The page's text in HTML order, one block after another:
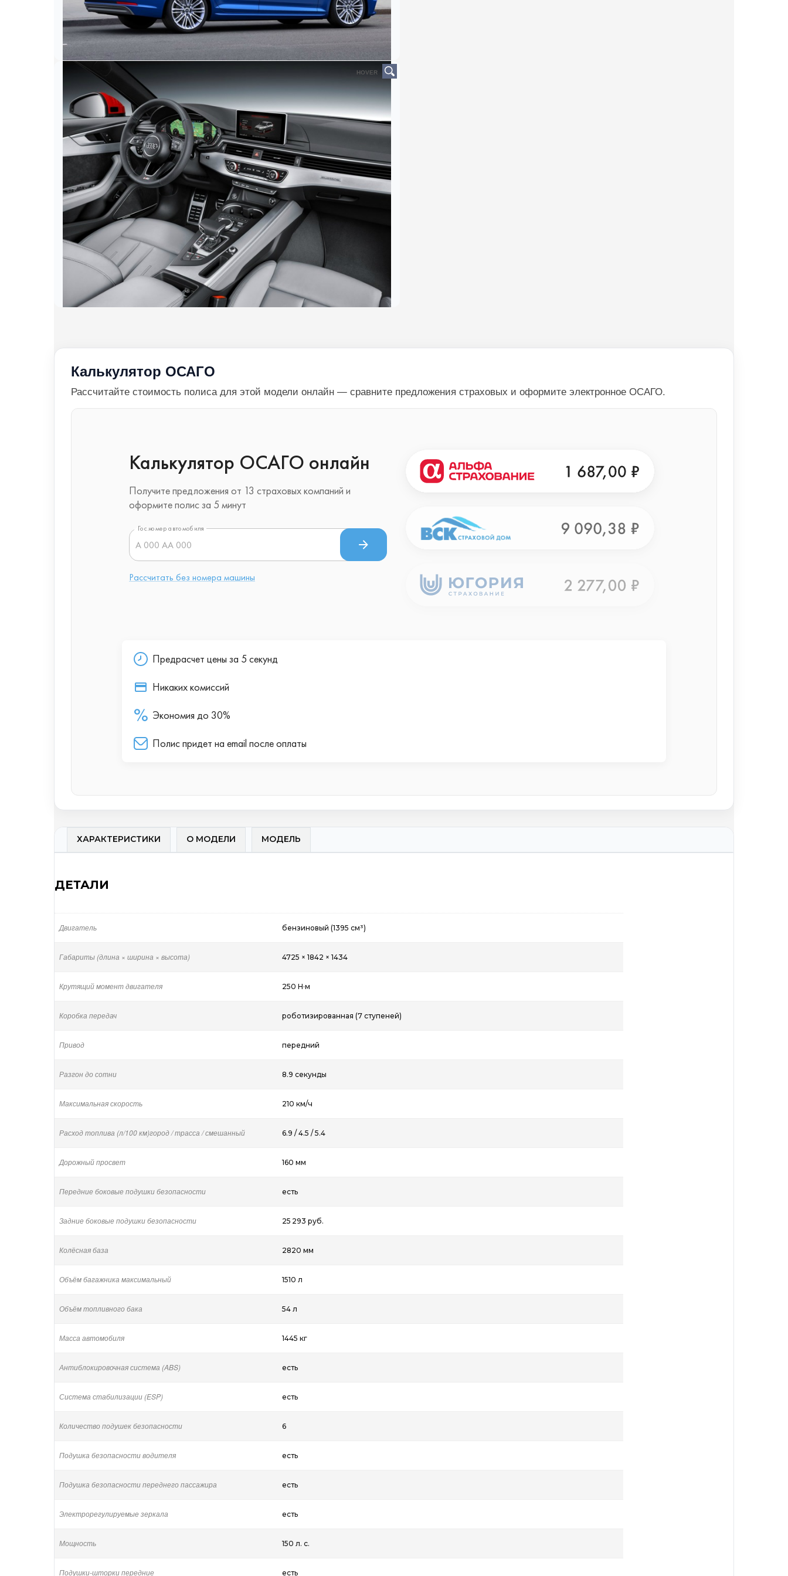
HOVER
Калькулятор ОСАГО
Рассчитайте стоимость полиса для этой модели онлайн — сравните предложения страховых и оформите электронное ОСАГО.
ХАРАКТЕРИСТИКИ О МОДЕЛИ МОДЕЛЬ
ДЕТАЛИ
Двигатель бензиновый (1395 см³)
Габариты (длина × ширина × высота) 4725 × 1842 × 1434
Крутящий момент двигателя 250 Н·м
Коробка передач роботизированная (7 ступеней)
Привод передний
Разгон до сотни 8.9 секунды
Максимальная скорость 210 км/ч
Расход топлива (л/100 км)город / трасса / смешанный 6.9 / 4.5 / 5.4
Дорожный просвет 160 мм
Передние боковые подушки безопасности есть
Задние боковые подушки безопасности 25 293 руб.
Колёсная база 2820 мм
Объём багажника максимальный 1510 л
Объём топливного бака 54 л
Масса автомобиля 1445 кг
Антиблокировочная система (ABS) есть
Система стабилизации (ESP) есть
Количество подушек безопасности 6
Подушка безопасности водителя есть
Подушка безопасности переднего пассажира есть
Электрорегулируемые зеркала есть
Мощность 150 л. с.
Подушки-шторки передние есть